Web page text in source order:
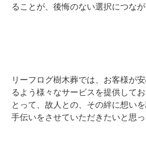
ることが、後悔のない選択につなが
リーフログ樹木葬では、お客様が
るよう様々なサービスを提供して
とって、故人との、その絆に想い
手伝いをさせていただきたいと思っ